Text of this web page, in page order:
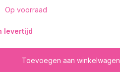
Op voorraad
levertijd
Toevoegen aan winkelwagen